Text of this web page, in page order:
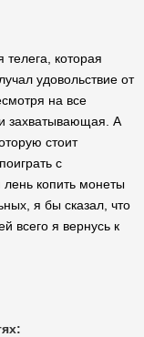
которая
удовольствие от
на все
и захватывающая. А
стоит
с
копить монеты
я бы сказал, что
всего я вернусь к